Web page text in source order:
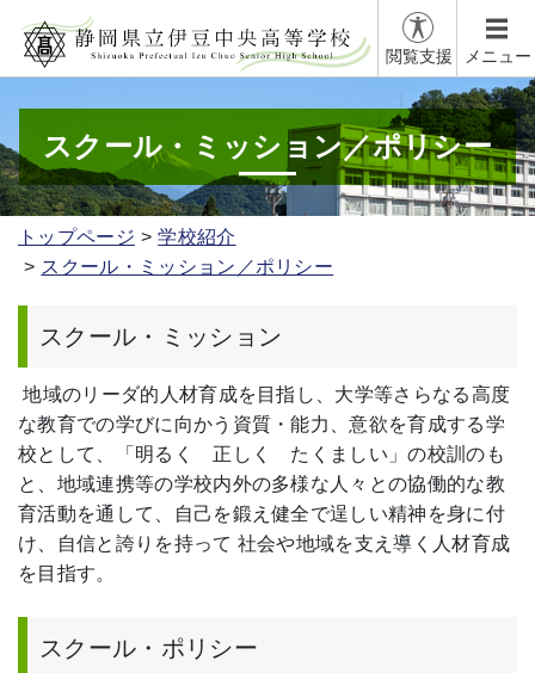
閲覧支援 メニュー
スクール・ミッション／ポリシー
トップページ
学校紹介
スクール・ミッション／ポリシー
スクール・ミッション
地域のリーダ的人材育成を目指し、大学等さらなる高度
な教育での学びに向かう資質・能力、意欲を育成する学
校として、「明るく 正しく たくましい」の校訓のも
と、地域連携等の学校内外の多様な人々との協働的な教
育活動を通して、自己を鍛え健全で逞しい精神を身に付
け、自信と誇りを持って 社会や地域を支え導く人材育成
を目指す。
スクール・ポリシー